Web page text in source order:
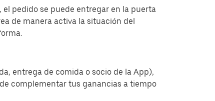
el pedido se puede entregar en la puerta
de manera activa la situación del
entrega de comida o socio de la App),
complementar tus ganancias a tiempo